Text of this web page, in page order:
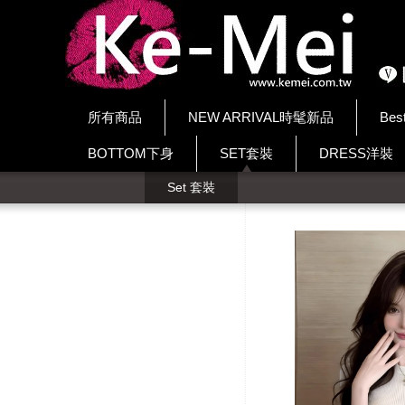
所有商品 NEW ARRIVAL時髦新品
BOTTOM下身 SET套裝 DRESS洋裝
Set 套裝